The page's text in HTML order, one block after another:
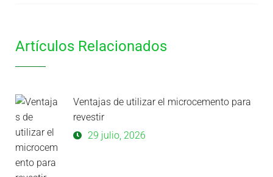
Artículos Relacionados
Ventajas de utilizar el microcemento para
revestir
29 julio, 2026